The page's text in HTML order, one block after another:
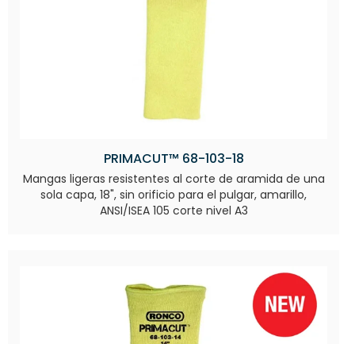
PRIMACUT™ 68-103-18
Mangas ligeras resistentes al corte de aramida de una
sola capa, 18", sin orificio para el pulgar, amarillo,
ANSI/ISEA 105 corte nivel A3